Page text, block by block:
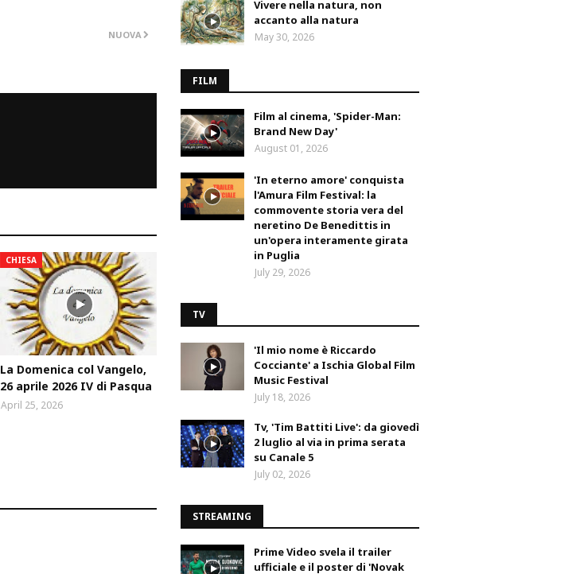
NUOVA
CHIESA
La Domenica col Vangelo,
26 aprile 2026 IV di Pasqua
April 25, 2026
Vivere nella natura, non
accanto alla natura
May 30, 2026
FILM
Film al cinema, 'Spider-Man:
Brand New Day'
August 01, 2026
'In eterno amore' conquista
l'Amura Film Festival: la
commovente storia vera del
neretino De Benedittis in
un'opera interamente girata
in Puglia
July 29, 2026
TV
'Il mio nome è Riccardo
Cocciante' a Ischia Global Film
Music Festival
July 18, 2026
Tv, 'Tim Battiti Live': da giovedì
2 luglio al via in prima serata
su Canale 5
July 02, 2026
STREAMING
Prime Video svela il trailer
ufficiale e il poster di 'Novak